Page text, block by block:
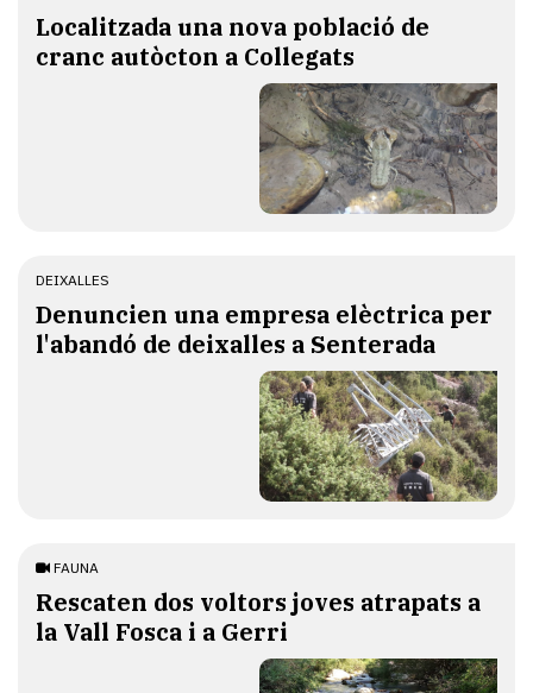
Localitzada una nova població de
cranc autòcton a Collegats
DEIXALLES
Denuncien una empresa elèctrica per
l'abandó de deixalles a Senterada
FAUNA
Rescaten dos voltors joves atrapats a
la Vall Fosca i a Gerri